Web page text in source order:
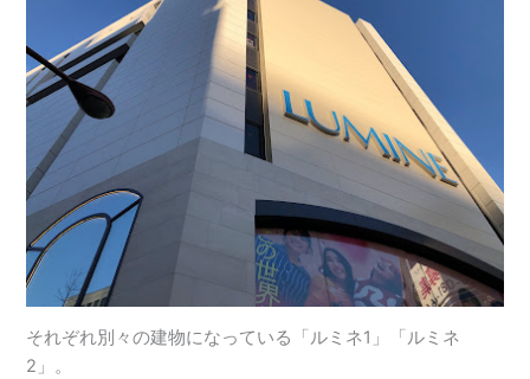
それぞれ別々の建物になっている「ルミネ1」「ルミネ
2」。